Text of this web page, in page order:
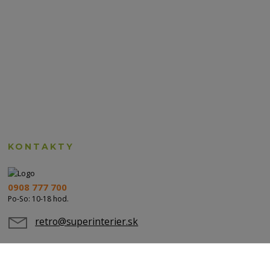
KONTAKTY
0908 777 700
Po-So: 10-18 hod.
retro@superinterier.sk